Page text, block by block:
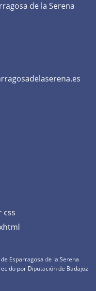
de la Serena
Esparragosa de la Serena
por Diputación de Badajoz